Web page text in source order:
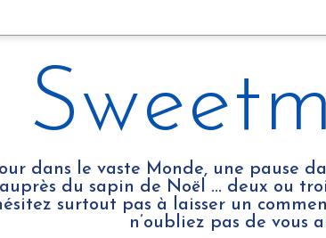
dans le vaste Monde, une pause
du sapin de Noël ... deux ou
surtout pas à laisser un
n’oubliez pas de vous